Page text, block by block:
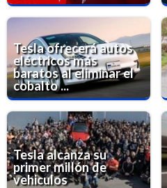
Tesla ofrecerá autos
eléctricos más
baratos al eliminar el
cobalto ...
Tesla alcanza su
primer millón de
vehiculos